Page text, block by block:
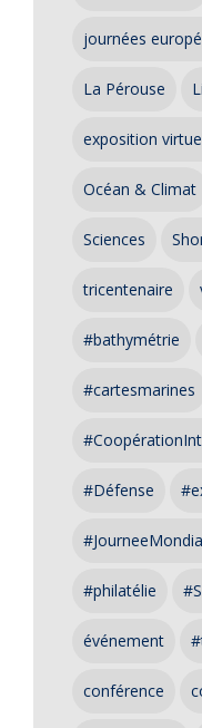
journées
La Pérouse
exposition
Océan & Climat
Sciences
tricentenaire
#bathymétrie
#cartesmarines
#Défense
#philatélie
événement
conférence